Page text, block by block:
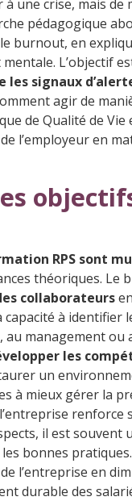
une crise, mais
pédagogique
burnout, en
L’objectif
les signaux
agir de
de Qualité de Vie
l’employeur en
RPS sont
théoriques. Le
collaborateurs
capacité à identifier
au management
les
un
à mieux gérer la
renforce
il est souvent
bonnes
l’entreprise en
durable des